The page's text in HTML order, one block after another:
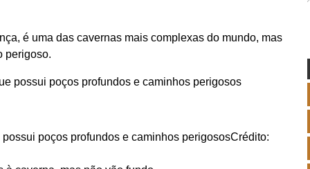
é uma das cavernas mais complexas do mundo, mas
perigoso.
poços profundos e caminhos perigososCrédito: